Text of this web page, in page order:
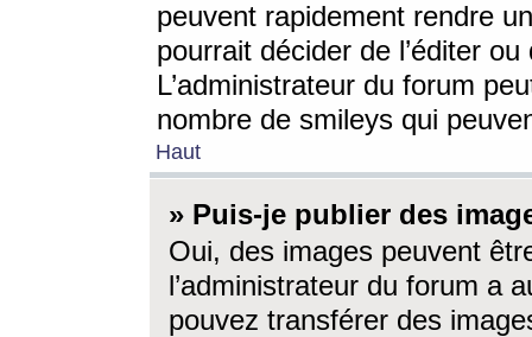
peuvent rapidement rendre
pourrait décider de l’éditer
L’administrateur du forum
nombre de smileys qui
Haut
» Puis-je publier des
Oui, des images peuvent
l’administrateur du forum a
pouvez transférer des